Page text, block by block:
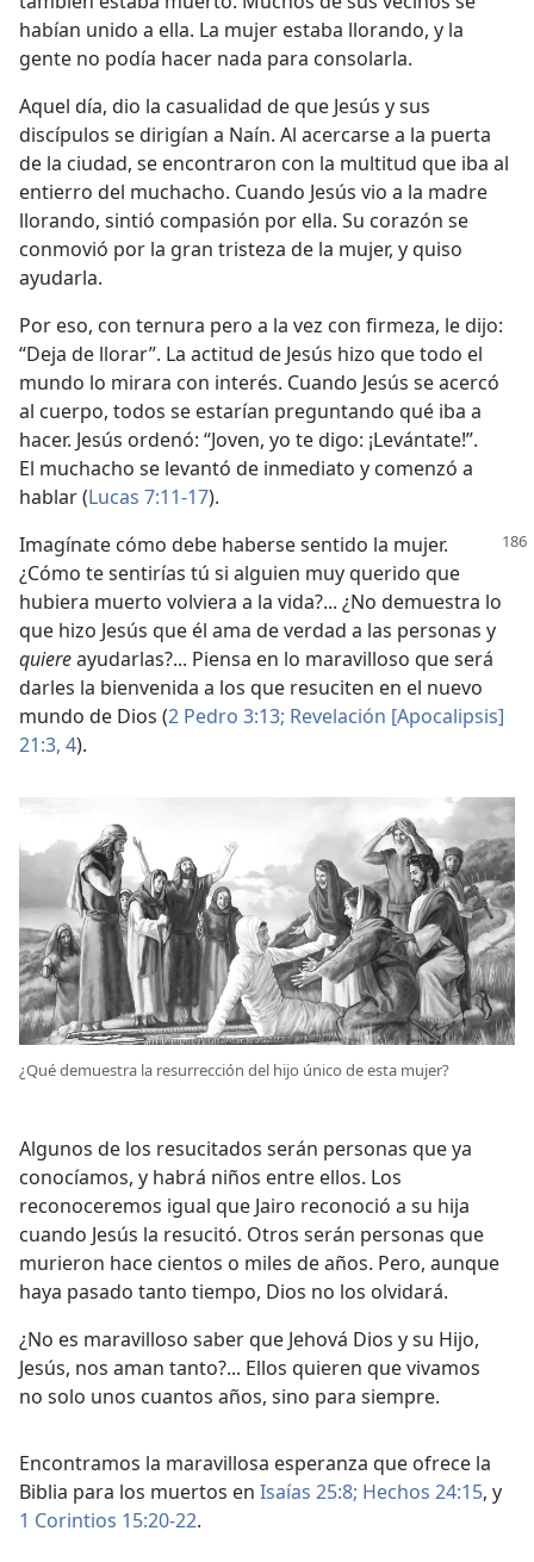
habían unido a ella. La mujer estaba llorando, y la
gente no podía hacer nada para consolarla.
Aquel día, dio la casualidad de que Jesús y sus
discípulos se dirigían a Naín. Al acercarse a la puerta
de la ciudad, se encontraron con la multitud que iba al
entierro del muchacho. Cuando Jesús vio a la madre
llorando, sintió compasión por ella. Su corazón se
conmovió por la gran tristeza de la mujer, y quiso
ayudarla.
Por eso, con ternura pero a la vez con firmeza, le dijo:
“Deja de llorar”. La actitud de Jesús hizo que todo el
mundo lo mirara con interés. Cuando Jesús se acercó
al cuerpo, todos se estarían preguntando qué iba a
hacer. Jesús ordenó: “Joven, yo te digo: ¡Levántate!”.
El muchacho se levantó de inmediato y comenzó a
hablar (Lucas 7:11-17).
Imagínate cómo debe haberse sentido la mujer.
¿Cómo te sentirías tú si alguien muy querido que
hubiera muerto volviera a la vida?... ¿No demuestra lo
que hizo Jesús que él ama de verdad a las personas y
quiereayudarlas?... Piensa en lo maravilloso que será
darles la bienvenida a los que resuciten en el nuevo
mundo de Dios (2 Pedro 3:13; Revelación [Apocalipsis]
21:3, 4).
¿Qué demuestra la resurrección del hijo único de esta mujer?
Algunos de los resucitados serán personas que ya
conocíamos, y habrá niños entre ellos. Los
reconoceremos igual que Jairo reconoció a su hija
cuando Jesús la resucitó. Otros serán personas que
murieron hace cientos o miles de años. Pero, aunque
haya pasado tanto tiempo, Dios no los olvidará.
¿No es maravilloso saber que Jehová Dios y su Hijo,
Jesús, nos aman tanto?... Ellos quieren que vivamos
no solo unos cuantos años, sino para siempre.
Encontramos la maravillosa esperanza que ofrece la
Biblia para los muertos en Isaías 25:8; Hechos 24:15, y
1 Corintios 15:20-22.